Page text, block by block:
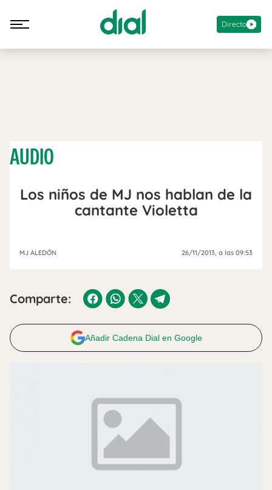
Directo
AUDIO
Los niños de MJ nos hablan de la
cantante Violetta
MJ ALEDÓN 26/11/2013, a las 09:53
Comparte:
Añadir Cadena Dial en Google